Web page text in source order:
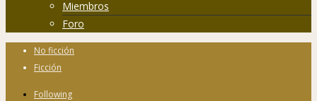
Miembros
Foro
No ficción
Ficción
Following